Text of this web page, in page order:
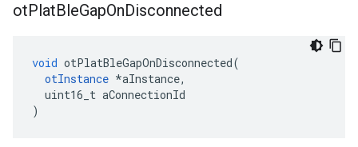
otPlatBleGapOnDisconnected
void otPlatBleGapOnDisconnected(
otInstance *aInstance,
uint16_t aConnectionId
)